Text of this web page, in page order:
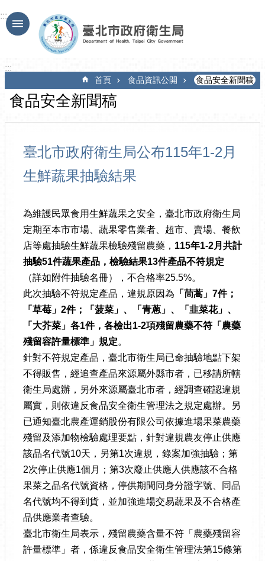
跳到主要內容區塊
:::
:::
首頁 食品資訊公開 食品安全新聞稿
食品安全新聞稿
臺北市政府衛生局公布115年1-2月
生鮮蔬果抽驗結果
為維護民眾食用生鮮蔬果之安全，臺北市政府衛生局
定期至本市市場、蔬果零售業者、超市、賣場、餐飲
店等處抽驗生鮮蔬果檢驗殘留農藥， 115年1-2月共計
抽驗51件蔬果產品，檢驗結果13件產品不符規定
（詳如附件抽驗名冊），不合格率25.5%。
此次抽驗不符規定產品，違規原因為 「茼蒿」 7件；
「草莓」 2件；
「菠菜」、「青蔥」、「韭菜花」、
「大芥菜」各1件，各檢出1-2項殘留農藥不符 「農藥
殘留容許量標準」規定。
針對不符規定產品，臺北市衛生局已命抽驗地點下架
不得販售，經追查產品來源屬外縣市者，已移請所轄
衛生局處辦，另外來源屬臺北市者，經調查確認違規
屬實，則依違反食品安全衛生管理法之規定處辦。另
已通知臺北農產運銷股份有限公司依據進場果菜農藥
殘留及添加物檢驗處理要點，針對違規農友停止供應
該品名代號10天，另第1次違規，錄案加強抽驗；第
2次停止供應1個月；第3次廢止供應人供應該不合格
果菜之品名代號資格，停供期間同身分證字號、同品
名代號均不得到貨，並加強進場交易蔬果及不合格產
品供應業者查驗。
臺北市衛生局表示，殘留農藥含量不符「農藥殘留容
許量標準」者，係違反食品安全衛生管理法第15條第